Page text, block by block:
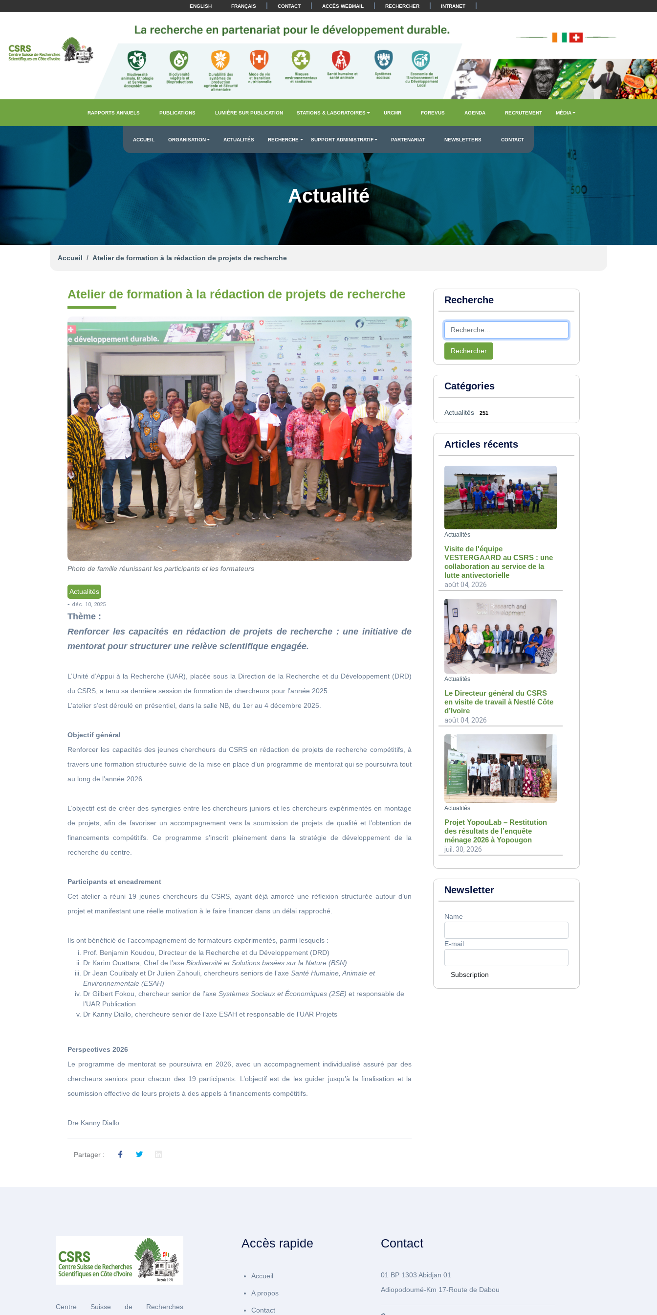
ENGLISH FRANÇAIS | CONTACT | ACCÈS WEBMAIL | RECHERCHER | INTRANET |
RAPPORTS ANNUELS PUBLICATIONS LUMIÈRE SUR PUBLICATION STATIONS & LABORATOIRES URCMR FOREVUS AGENDA RECRUTEMENT MÉDIA
ACCUEIL ORGANISATION ACTUALITÉS RECHERCHE SUPPORT ADMINISTRATIF PARTENARIAT NEWSLETTERS CONTACT
Actualité
Accueil Atelier de formation à la rédaction de projets de recherche
Atelier de formation à la rédaction de projets de recherche
Photo de famille réunissant les participants et les formateurs
Actualités
- déc. 10, 2025
Thème :
Renforcer les capacités en rédaction de projets de recherche : une initiative de
mentorat pour structurer une relève scientifique engagée.
L’Unité d’Appui à la Recherche (UAR), placée sous la Direction de la Recherche et du Développement (DRD)
du CSRS, a tenu sa dernière session de formation de chercheurs pour l’année 2025.
L’atelier s’est déroulé en présentiel, dans la salle NB, du 1er au 4 décembre 2025.
Objectif général
Renforcer les capacités des jeunes chercheurs du CSRS en rédaction de projets de recherche compétitifs, à
travers une formation structurée suivie de la mise en place d’un programme de mentorat qui se poursuivra tout
au long de l’année 2026.
L’objectif est de créer des synergies entre les chercheurs juniors et les chercheurs expérimentés en montage
de projets, afin de favoriser un accompagnement vers la soumission de projets de qualité et l’obtention de
financements compétitifs. Ce programme s’inscrit pleinement dans la stratégie de développement de la
recherche du centre.
Participants et encadrement
Cet atelier a réuni 19 jeunes chercheurs du CSRS, ayant déjà amorcé une réflexion structurée autour d’un
projet et manifestant une réelle motivation à le faire financer dans un délai rapproché.
Ils ont bénéficié de l’accompagnement de formateurs expérimentés, parmi lesquels :
Prof. Benjamin Koudou, Directeur de la Recherche et du Développement (DRD)
Dr Karim Ouattara, Chef de l’axe Biodiversité et Solutions basées sur la Nature (BSN)
Dr Jean Coulibaly et Dr Julien Zahouli, chercheurs seniors de l’axe Santé Humaine, Animale et
Environnementale (ESAH)
Dr Gilbert Fokou, chercheur senior de l’axe Systèmes Sociaux et Économiques (2SE) et responsable de
l’UAR Publication
Dr Kanny Diallo, chercheure senior de l’axe ESAH et responsable de l’UAR Projets
Perspectives 2026
Le programme de mentorat se poursuivra en 2026, avec un accompagnement individualisé assuré par des
chercheurs seniors pour chacun des 19 participants. L’objectif est de les guider jusqu’à la finalisation et la
soumission effective de leurs projets à des appels à financements compétitifs.
Dre Kanny Diallo
Partager :
Recherche
Rechercher
Catégories
Actualités 251
Articles récents
Actualités
Visite de l'équipe
VESTERGAARD au CSRS : une
collaboration au service de la
lutte antivectorielle
août 04, 2026
Actualités
Le Directeur général du CSRS
en visite de travail à Nestlé Côte
d’Ivoire
août 04, 2026
Actualités
Projet YopouLab – Restitution
des résultats de l’enquête
ménage 2026 à Yopougon
juil. 30, 2026
Newsletter
Name
E-mail
Subscription
Centre Suisse de Recherches
Accès rapide
Accueil
A propos
Contact
Contact
01 BP 1303 Abidjan 01
Adiopodoumé-Km 17-Route de Dabou